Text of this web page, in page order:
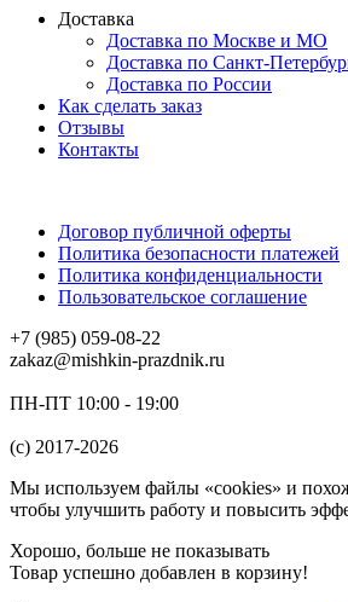
Доставка
Доставка по Москве и МО
Доставка по Санкт-
Доставка по России
Как сделать заказ
Отзывы
Контакты
Договор публичной оферты
Политика безопасности платежей
Политика конфиденциальности
Пользовательское соглашение
+7 (985) 059-08-22
zakaz@mishkin-prazdnik.ru
ПН-ПТ 10:00 - 19:00
(c) 2017-2026
Мы используем файлы «cookies» и
чтобы улучшить работу и повысить
Хорошо, больше не показывать
Товар успешно добавлен в корзину!